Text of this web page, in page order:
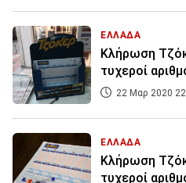
ΕΛΛΑΔΑ
Κλήρωση
τυχεροί
22 Μαρ 2020
ΕΛΛΑΔΑ
Κλήρωση
τυχεροί